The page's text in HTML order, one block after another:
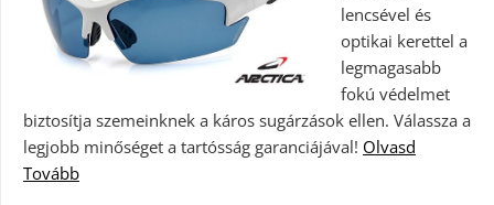
lencsével és
optikai kerettel a
legmagasabb
fokú védelmet
biztosítja szemeinknek a káros sugárzások ellen. Válassza a
legjobb minőséget a tartósság garanciájával! Olvasd
Tovább